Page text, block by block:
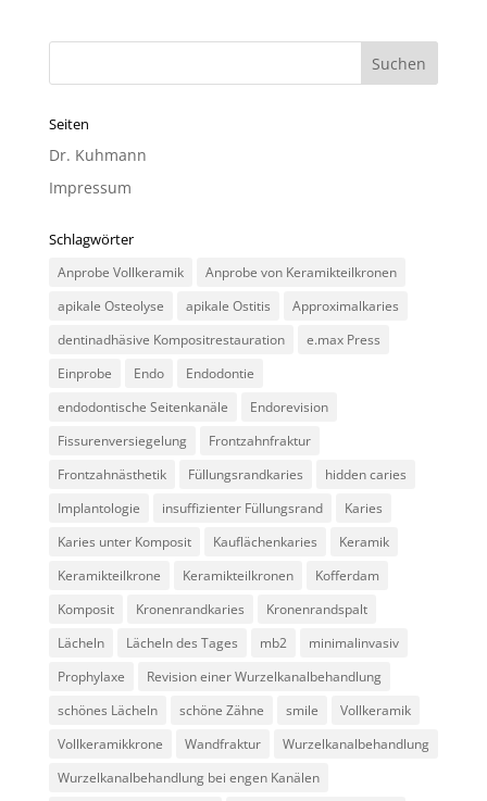
Seiten
Dr. Kuhmann
Impressum
Schlagwörter
Anprobe Vollkeramik
Anprobe von Keramikteilkronen
apikale Osteolyse
apikale Ostitis
Approximalkaries
dentinadhäsive Kompositrestauration
e.max Press
Einprobe
Endo
Endodontie
endodontische Seitenkanäle
Endorevision
Fissurenversiegelung
Frontzahnfraktur
Frontzahnästhetik
Füllungsrandkaries
hidden caries
Implantologie
insuffizienter Füllungsrand
Karies
Karies unter Komposit
Kauflächenkaries
Keramik
Keramikteilkrone
Keramikteilkronen
Kofferdam
Komposit
Kronenrandkaries
Kronenrandspalt
Lächeln
Lächeln des Tages mb2
minimalinvasiv
Prophylaxe
Revision einer Wurzelkanalbehandlung
schönes Lächeln
schöne Zähne smile
Vollkeramik
Vollkeramikkrone
Wandfraktur
Wurzelkanalbehandlung
Wurzelkanalbehandlung bei engen Kanälen